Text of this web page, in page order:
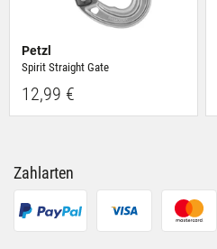
Petzl
Spirit Straight Gate
12,99 €
Zahlarten